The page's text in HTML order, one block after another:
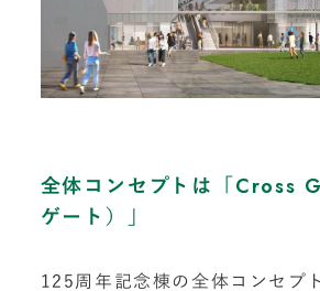
全体コンセプトは「Cross
ゲート）」
125周年記念棟の全体コンセプ